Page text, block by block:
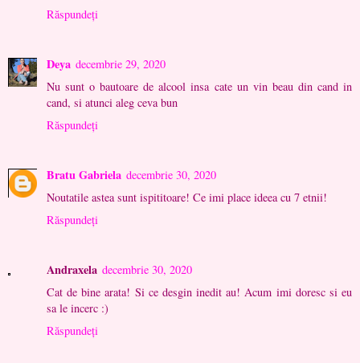
Răspundeți
Deya decembrie 29, 2020
Nu sunt o bautoare de alcool insa cate un vin beau din cand in
cand, si atunci aleg ceva bun
Răspundeți
Bratu Gabriela decembrie 30, 2020
Noutatile astea sunt ispititoare! Ce imi place ideea cu 7 etnii!
Răspundeți
Andraxela decembrie 30, 2020
Cat de bine arata! Si ce desgin inedit au! Acum imi doresc si eu
sa le incerc :)
Răspundeți